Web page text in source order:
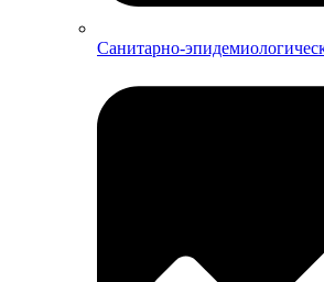
Санитарно-